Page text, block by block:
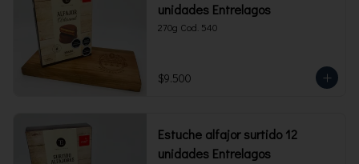
unidades Entrelagos
270g Cod. 540
$9.500
Estuche alfajor surtido 12
unidades Entrelagos